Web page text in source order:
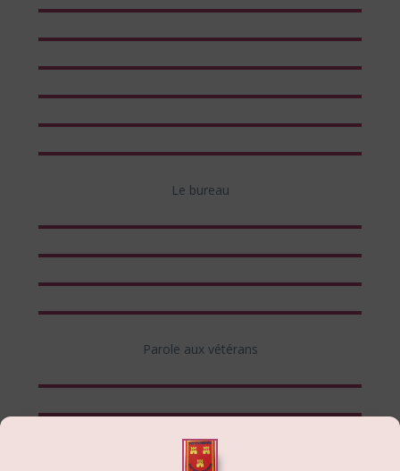
Le bureau
Parole aux vétérans
A l’année prochaine…